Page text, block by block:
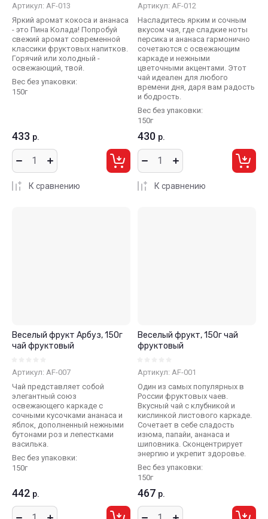
Артикул: AF-013
Яркий аромат кокоса и ананаса
- это Пина Колада! Попробуй
свежий аромат современной
классики фруктовых напитков.
Горячий или холодный -
освежающий, твой.
Вес без упаковки:
150г
433 р.
К сравнению
Артикул: AF-012
Насладитесь ярким и сочным
вкусом чая, где сладкие ноты
персика и ананаса гармонично
сочетаются с освежающим
каркаде и нежными
цветочными акцентами. Этот
чай идеален для любого
времени дня, даря вам радость
и бодрость.
Вес без упаковки:
150г
430 р.
К сравнению
Веселый фрукт Арбуз, 150г
чай фруктовый
Артикул: AF-007
Чай представляет собой
элегантный союз
освежающего каркаде с
сочными кусочками ананаса и
яблок, дополненный нежными
бутонами роз и лепестками
василька.
Вес без упаковки:
150г
442 р.
Веселый фрукт, 150г чай
фруктовый
Артикул: AF-001
Один из самых популярных в
России фруктовых чаев.
Вкусный чай с клубникой и
кислинкой листового каркаде.
Сочетает в себе сладость
изюма, папайи, ананаса и
шиповника. Cконцентрирует
энергию и укрепит здоровье.
Вес без упаковки:
150г
467 р.